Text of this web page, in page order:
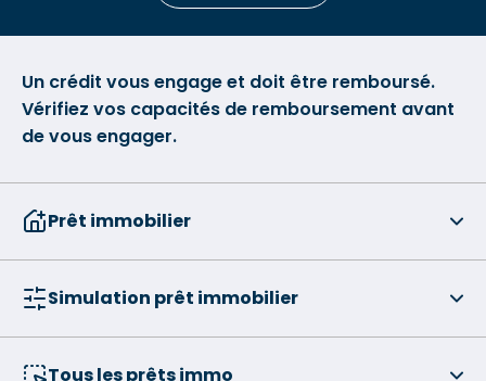
Un crédit vous engage et doit être remboursé.
Vérifiez vos capacités de remboursement avant
de vous engager.
Prêt immobilier
Simulation prêt immobilier
Tous les prêts immo